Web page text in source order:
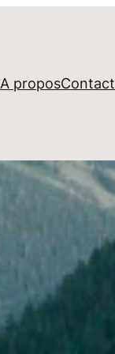
A proposContact